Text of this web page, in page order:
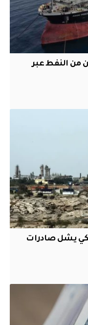
من النفط عبر
يشل صادرات